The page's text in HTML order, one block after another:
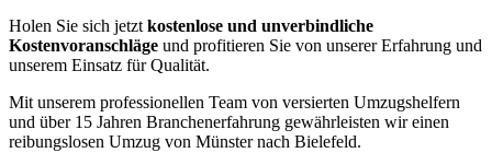
Holen Sie sich jetzt kostenlose und unverbindliche
Kostenvoranschläge und profitieren Sie von unserer Erfahrung und
unserem Einsatz für Qualität.
Mit unserem professionellen Team von versierten Umzugshelfern
und über 15 Jahren Branchenerfahrung gewährleisten wir einen
reibungslosen Umzug von Münster nach Bielefeld.